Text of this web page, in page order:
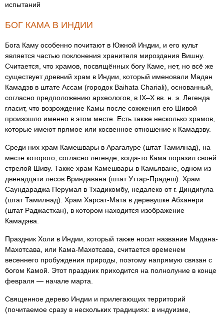
испытаний
БОГ КАМА В ИНДИИ
Бога Каму особенно почитают в Южной Индии, и его культ
является частью поклонения хранителя мироздания Вишну.
Считается, что храмов, посвящённых богу Каме, нет, но всё же
существует древний храм в Индии, который именовали Мадан
Камадэв в штате Ассам (городок Baihata Chariali), основанный,
согласно предположению археологов, в IX–X вв. н. э. Легенда
гласит, что возрождение Камы после сожжения его Шивой
произошло именно в этом месте. Есть также несколько храмов,
которые имеют прямое или косвенное отношение к Камадэву.
Среди них храм Камешвары в Арагалуре (штат Тамилнад), на
месте которого, согласно легенде, когда-то Кама поразил своей
стрелой Шиву. Также храм Камешвары в Камьяване, одном из
двенадцати лесов Вриндавана (штат Уттар-Прадеш). Храм
Саундараджа Перумал в Тхадикомбу, недалеко от г. Диндигула
(штат Тамилнад). Храм Харсат-Мата в деревушке Абханери
(штат Раджастхан), в котором находится изображение
Камадэва.
Праздник Холи в Индии, который также носит название Мадана-
Махотсава, или Кама-Махотсава, считается временем
весеннего пробуждения природы, поэтому напрямую связан с
богом Камой. Этот праздник приходится на полнолуние в конце
февраля — начале марта.
Священное дерево Индии и прилегающих территорий
(почитаемое сразу в нескольких традициях: в индуизме,